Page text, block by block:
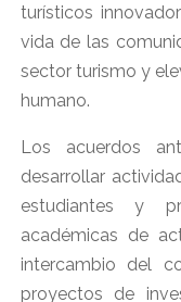
turísticos
vida de las
sector turismo y
humano.
Los acuerdos
desarrollar
estudiantes y
académicas de
intercambio del
proyectos de